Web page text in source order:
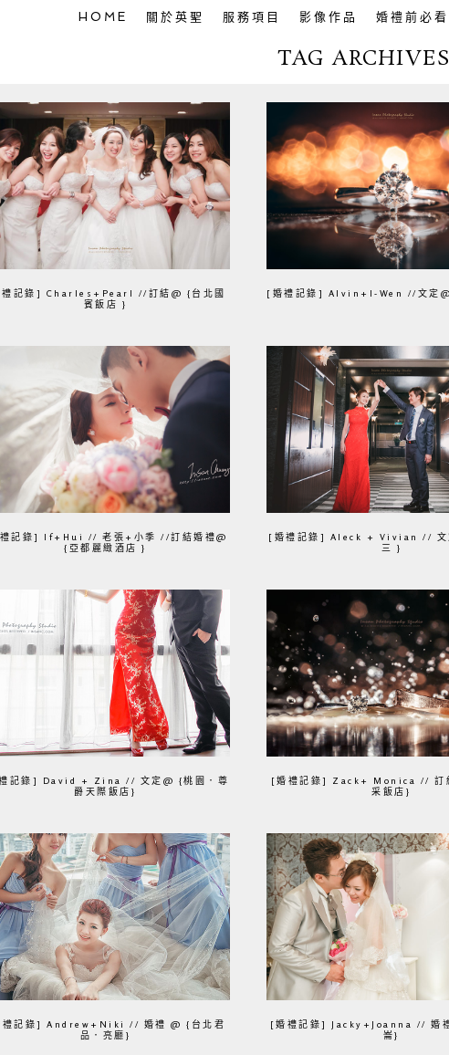
HOME 關於英聖 服務項目 影像作品 婚禮前必看
TAG
記錄] Charles+Pearl //訂結@ {台北國
賓飯店 }
[婚禮記錄] Alvin+I-Wen //文定
記錄] If+Hui // 老張+小季 //訂結婚禮@
{亞都麗緻酒店 }
[婚禮記錄] Aleck + Vivian // 文
三 }
記錄] David + Zina // 文定@ {桃園．尊
爵天際飯店}
[婚禮記錄] Zack+ Monica // 訂
采飯店}
禮記錄] Andrew+Niki // 婚禮 @ {台北君
品．亮廳}
[婚禮記錄] Jacky+Joanna // 婚
崙}